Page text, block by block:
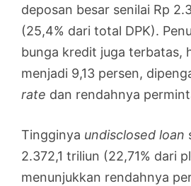
deposan besar senilai Rp
(25,4% dari total DPK).
bunga kredit juga terbatas,
menjadi 9,13 persen,
rate dan rendahnya
Tingginya undisclosed loan
2.372,1 triliun (22,71% dari
menunjukkan rendahnya